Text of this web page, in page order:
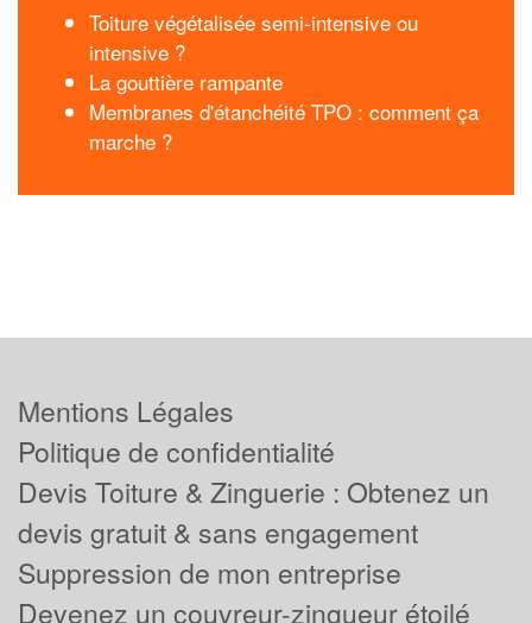
Toiture végétalisée semi-intensive ou
intensive ?
La gouttière rampante
Membranes d'étanchéité TPO : comment ça
marche ?
Mentions Légales
Politique de confidentialité
Devis Toiture & Zinguerie : Obtenez un
devis gratuit & sans engagement
Suppression de mon entreprise
Devenez un couvreur-zingueur étoilé